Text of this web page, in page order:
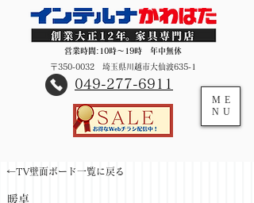
営業時間:10時～19時 年中無休
〒350-0032 埼玉県川越市大仙波635-1
​049-277-6911
ME
NU
←TV壁面ボード一覧に戻る
暖卓